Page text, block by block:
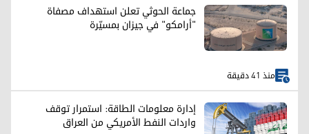
جماعة الحوثي تعلن استهداف مصفاة
"أرامكو" في جيزان بمسيّرة
منذ 41 دقيقة
إدارة معلومات الطاقة: استمرار توقف
واردات النفط الأمريكي من العراق